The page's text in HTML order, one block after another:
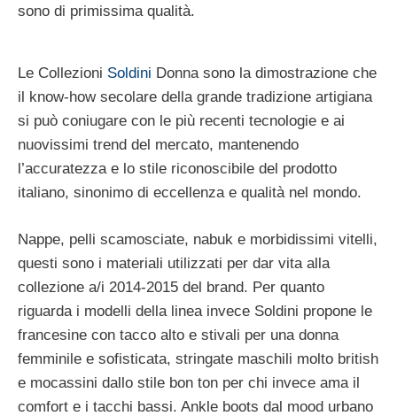
sono di primissima qualità.
Le Collezioni Soldini Donna sono la dimostrazione che
il know-how secolare della grande tradizione artigiana
si può coniugare con le più recenti tecnologie e ai
nuovissimi trend del mercato, mantenendo
l’accuratezza e lo stile riconoscibile del prodotto
italiano, sinonimo di eccellenza e qualità nel mondo.
Nappe, pelli scamosciate, nabuk e morbidissimi vitelli,
questi sono i materiali utilizzati per dar vita alla
collezione a/i 2014-2015 del brand. Per quanto
riguarda i modelli della linea invece Soldini propone le
francesine con tacco alto e stivali per una donna
femminile e sofisticata, stringate maschili molto british
e mocassini dallo stile bon ton per chi invece ama il
comfort e i tacchi bassi. Ankle boots dal mood urbano